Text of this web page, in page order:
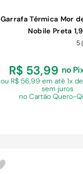
Garrafa Térmica Mor
Nobile Preta
5
R$ 53,99 no
ou R$ 56,99 ematé 1x
sem juros
no Cartão Quero-